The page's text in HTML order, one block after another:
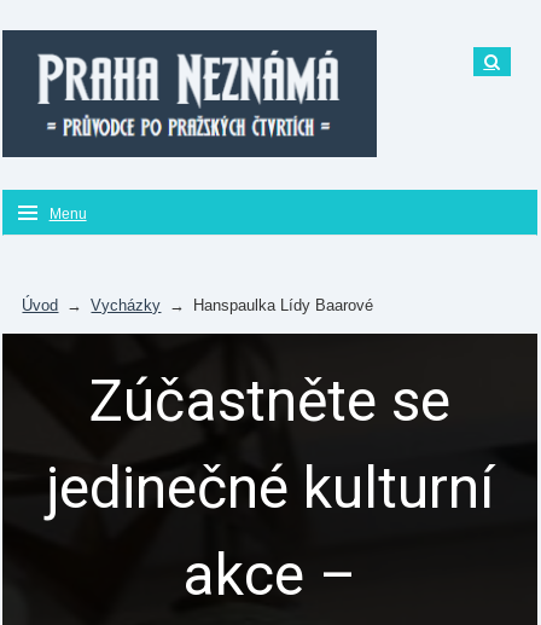
Menu
Úvod → Vycházky → Hanspaulka Lídy Baarové
Zúčastněte se
jedinečné kulturní
akce –